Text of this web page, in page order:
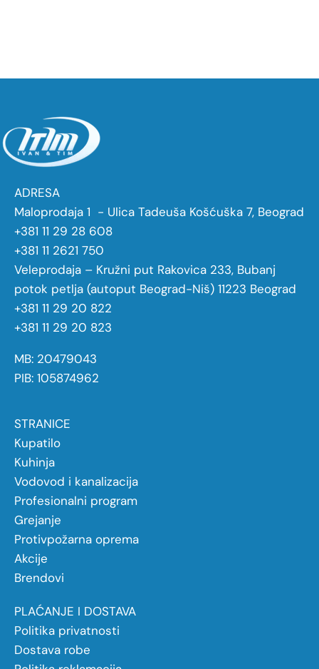
ADRESA
Maloprodaja 1 - Ulica Tadeuša Košćuška 7, Beograd
+381 11 29 28 608
+381 11 2621 750
Veleprodaja – Kružni put Rakovica 233, Bubanj
potok petlja (autoput Beograd-Niš) 11223 Beograd
+381 11 29 20 822
+381 11 29 20 823
MB: 20479043
PIB: 105874962
STRANICE
Kupatilo
Kuhinja
Vodovod i kanalizacija
Profesionalni program
Grejanje
Protivpožarna oprema
Akcije
Brendovi
PLAĆANJE I DOSTAVA
Politika privatnosti
Dostava robe